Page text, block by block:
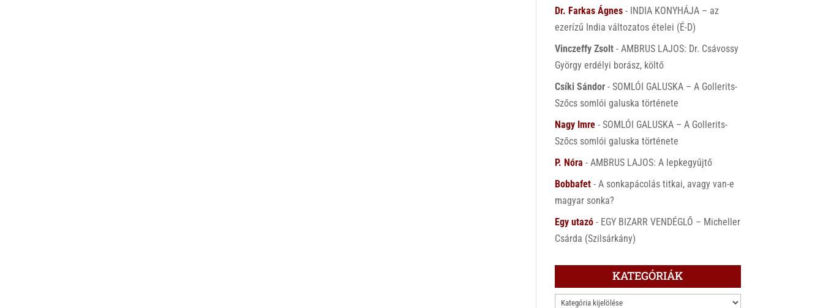
Dr. Farkas Ágnes - INDIA KONYHÁJA – az
ezerízű India változatos ételei (É-D)
Vinczeffy Zsolt -AMBRUS LAJOS: Dr. Csávossy
György erdélyi borász, költő
Csíki Sándor -SOMLÓI GALUSKA – A Gollerits-
Szőcs somlói galuska története
Nagy Imre -SOMLÓI GALUSKA – A Gollerits-
Szőcs somlói galuska története
P. Nóra -AMBRUS LAJOS: A lepkegyűjtő
Bobbafet -A sonkapácolás titkai, avagy van-e
magyar sonka?
Egy utazó - EGY BIZARR VENDÉGLŐ – Micheller
Csárda (Szilsárkány)
KATEGÓRIÁK
KATEGÓRIÁK